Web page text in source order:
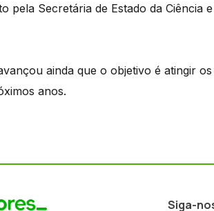
pela Secretária de Estado da Ciência
ainda que o objetivo é atingir
anos.
Siga-